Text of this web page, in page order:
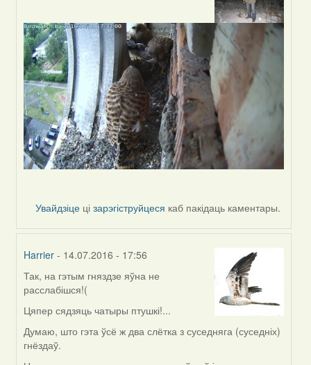
to
by
Жанна
(госць)
Увайдзіце цізарэгіструйцеся каб пакідаць каментары.
Harrier - 14.07.2016 - 17:56
In
reply
to
Жанна
(госць)
Так, на гэтым гняздзе яўна не
расслабішся!(
Цяпер сядзяць чатыры птушкі!...
Думаю, што гэта ўсё ж два слётка з суседняга (суседніх)
гнёздаў.